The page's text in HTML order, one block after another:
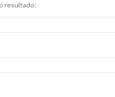
resultado: